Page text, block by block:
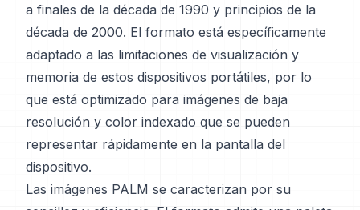
a finales de la década de 1990 y principios de la
década de 2000. El formato está específicamente
adaptado a las limitaciones de visualización y
memoria de estos dispositivos portátiles, por lo
que está optimizado para imágenes de baja
resolución y color indexado que se pueden
representar rápidamente en la pantalla del
dispositivo.
Las imágenes PALM se caracterizan por su